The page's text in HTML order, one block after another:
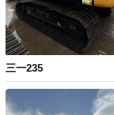
三一235